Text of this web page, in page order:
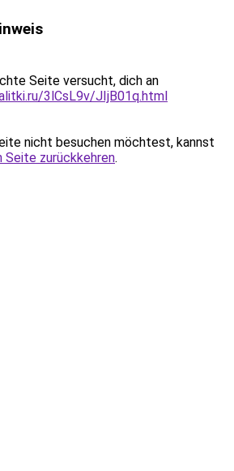
Seite versucht, dich an
3lCsL9v/JIjB01q.html
nicht besuchen möchtest, kannst
Seite zurückkehren.